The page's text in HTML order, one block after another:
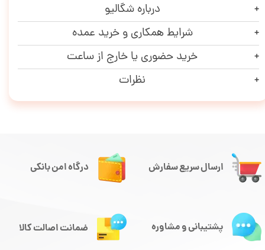
درباره شگالیو
شرایط همکاری و خرید عمده
خرید حضوری یا خارج از ساعت
نظرات
ارسال سریع سفارش درگاه امن بانکی
پشتیبانی و مشاوره ضمانت اصالت کالا